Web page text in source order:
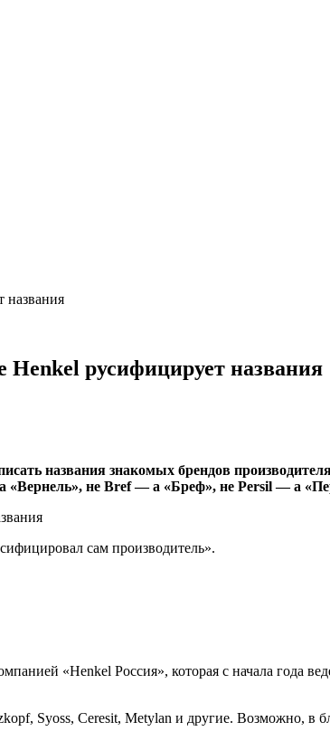
названия
Henkel русифицирует названия
названия знакомых брендов
«Вернель», не Bref — а «Бреф», не Persil — а
сам производитель».
«Henkel Россия», которая с начала года
Syoss, Ceresit, Metylan и другие. Возможно, в